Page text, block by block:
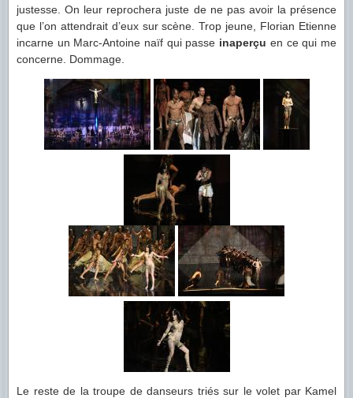
justesse. On leur reprochera juste de ne pas avoir la présence
que l’on attendrait d’eux sur scène. Trop jeune, Florian Etienne
incarne un Marc-Antoine naïf qui passe inaperçu en ce qui me
concerne. Dommage.
Le reste de la troupe de danseurs triés sur le volet par Kamel